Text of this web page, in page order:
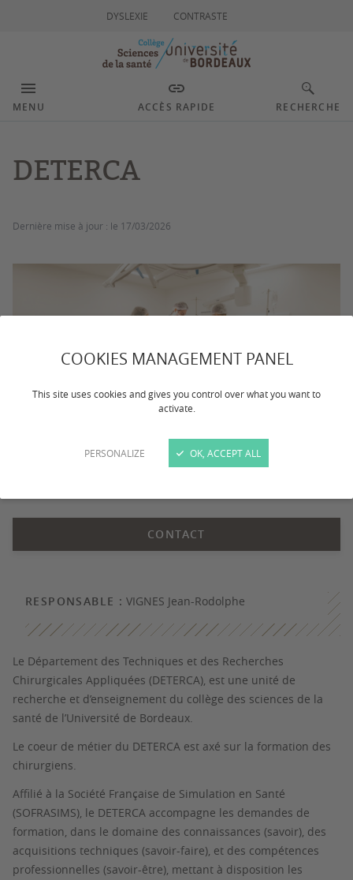
COOKIES MANAGEMENT PANEL
This site uses cookies and gives you control over what you want to
activate.
PERSONALIZE OK, ACCEPT ALL
DYSLEXIE CONTRASTE
MENU ACCÈS RAPIDE RECHERCHE
DETERCA
Dernière mise à jour : le 17/03/2026
DETERCA ©Jonathan Borba - Unsplash
CONTACT
RESPONSABLE : VIGNES Jean-Rodolphe
Le Département des Techniques et des Recherches
Chirurgicales Appliquées (DETERCA), est une unité de
recherche et d’enseignement du collège des sciences de la
santé de l’Université de Bordeaux.
Le coeur de métier du DETERCA est axé sur la formation des
chirurgiens.
Affilié à la Société Française de Simulation en Santé
(SOFRASIMS), le DETERCA accompagne les demandes de
formation, dans le domaine des connaissances (savoir), des
acquisitions techniques (savoir-faire), et des compétences
professionnelles (savoir-être), mettant à disposition les